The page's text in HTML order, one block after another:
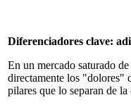
Diferenciadores clave:
En un mercado saturado
directamente los "dolores"
pilares que lo separan de la